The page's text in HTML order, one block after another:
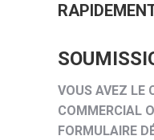
VOUS AVEZ LE
COMMERCIAL
FORMULAIRE